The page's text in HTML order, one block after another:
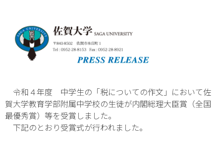
令和４年度 中学生の「税についての作文」において佐
賀大学教育学部附属中学校の生徒が内閣総理大臣賞（全国
最優秀賞）等を受賞しました。
下記のとおり受賞式が行われました。